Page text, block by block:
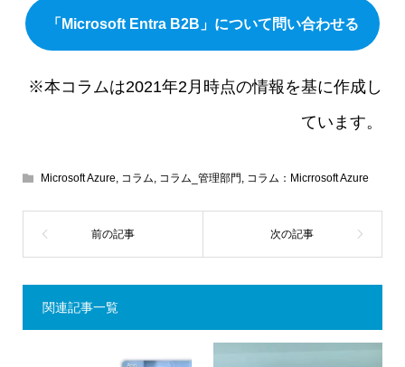
「Microsoft Entra B2B」について問い合わせる
※本コラムは2021年2月時点の情報を基に作成し
ています。
Microsoft Azure, コラム, コラム_管理部門 , コラム：Micrrosoft Azure
関連記事一覧